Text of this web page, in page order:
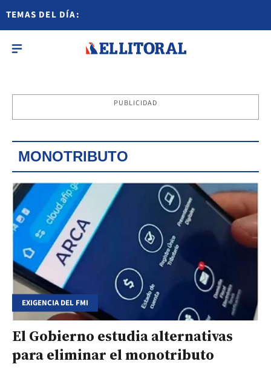
TEMAS DEL DÍA:
PUBLICIDAD
MONOTRIBUTO
EXIGENCIA DEL FMI
El Gobierno estudia alternativas
para eliminar el monotributo